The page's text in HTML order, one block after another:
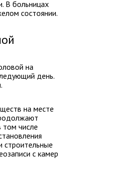
В больницах
состоянии.
на
день.
на месте
том числе
строительные
с камер